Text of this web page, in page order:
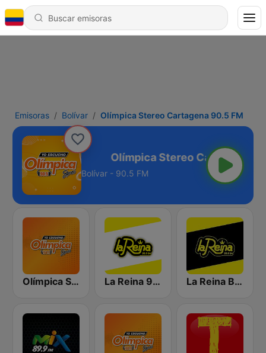
Emisoras Bolívar Olímpica Stereo Cartagena 90.5 FM
90.5 FM
Bolívar - 90.5 FM
Olímpica Stereo - Medellín 104.9 FM La Reina 95.5 Cartagena La Reina Barranquilla